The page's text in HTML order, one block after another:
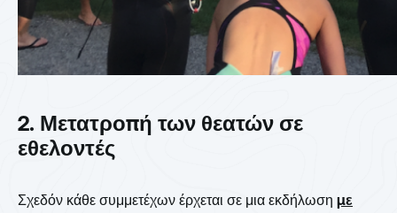
2. Μετατροπή των θεατών σε
εθελοντές
Σχεδόν κάθε συμμετέχων έρχεται σε μια εκδήλωση με